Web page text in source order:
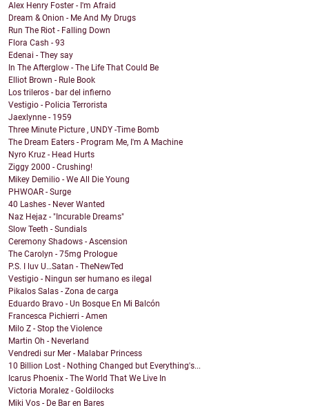
Alex Henry Foster - I'm Afraid
Dream & Onion - Me And My Drugs
Run The Riot - Falling Down
Flora Cash - 93
Edenai - They say
In The Afterglow - The Life That Could Be
Elliot Brown - Rule Book
Los trileros - bar del infierno
Vestigio - Policia Terrorista
Jaexlynne - 1959
Three Minute Picture , UNDY -Time Bomb
The Dream Eaters - Program Me, I'm A Machine
Nyro Kruz - Head Hurts
Ziggy 2000 - Crushing!
Mikey Demilio - We All Die Young
PHWOAR - Surge
40 Lashes - Never Wanted
Naz Hejaz - "Incurable Dreams"
Slow Teeth - Sundials
Ceremony Shadows - Ascension
The Carolyn - 75mg Prologue
P.S. I luv U…Satan - TheNewTed
Vestigio - Ningun ser humano es ilegal
Pikalos Salas - Zona de carga
Eduardo Bravo - Un Bosque En Mi Balcón
Francesca Pichierri - Amen
Milo Z - Stop the Violence
Martin Oh - Neverland
Vendredi sur Mer - Malabar Princess
10 Billion Lost - Nothing Changed but Everything's...
Icarus Phoenix - The World That We Live In
Victoria Moralez - Goldilocks
Miki Vos - De Bar en Bares